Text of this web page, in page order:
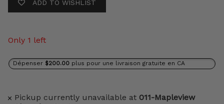
ADD TO WISHLIST
Only 1 left
Dépenser $200.00 plus pour une livraison gratuite en CA
Pickup currently unavailable at 011-Mapleview